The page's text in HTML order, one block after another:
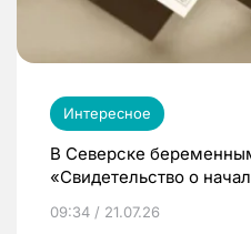
Интересное
В Северске
«Свидетельство о
09:34 / 21.07.26